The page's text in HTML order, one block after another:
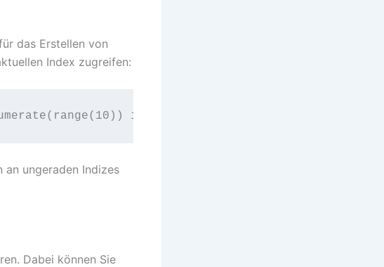
das Erstellen von
Index zugreifen:
an ungeraden Indizes
Dabei können Sie